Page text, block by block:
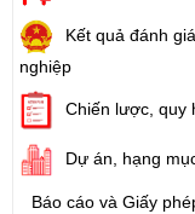
Kết quả đánh
nghiệp
Chiến lược, quy
Dự án, hạng
Báo cáo và Giấy